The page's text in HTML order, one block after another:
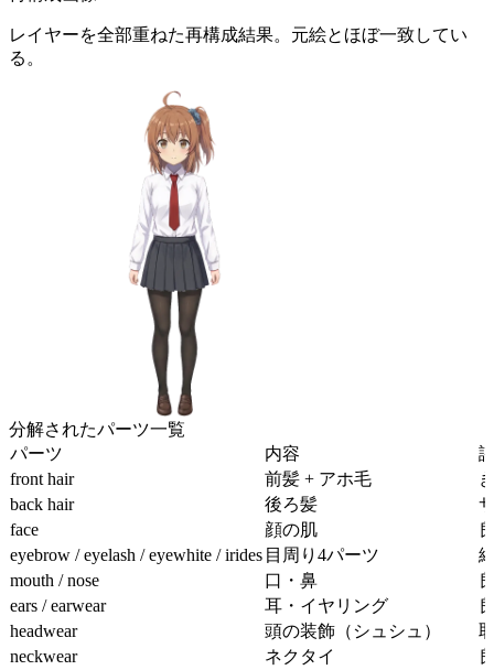
レイヤーを全部重ねた再構成結果。元絵とほぼ一致してい
る。
分解されたパーツ一覧
パーツ
内容
front hair
前髪 + アホ毛
back hair
後ろ髪
face
顔の肌
eyebrow / eyelash / eyewhite / irides 目周り4パーツ
mouth / nose
口・鼻
ears / earwear
耳・イヤリング
headwear
頭の装飾（シュシュ）
neckwear
ネクタイ